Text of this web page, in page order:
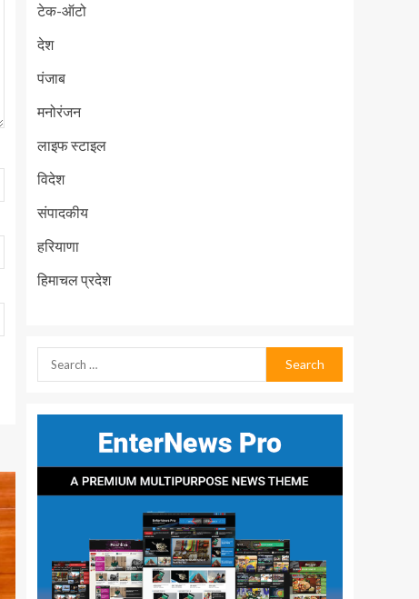
टेक-ऑटो
देश
पंजाब
मनोरंजन
लाइफ स्टाइल
विदेश
संपादकीय
हरियाणा
हिमाचल प्रदेश